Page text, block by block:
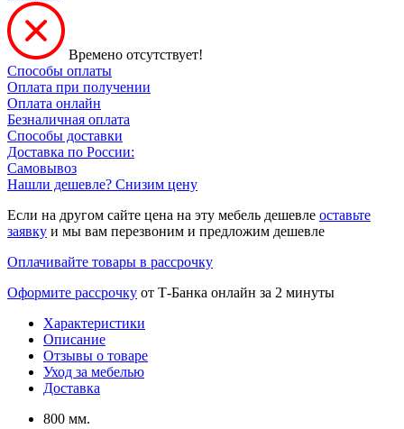
Времено отсутствует!
Способы оплаты
Оплата при получении
Оплата онлайн
Безналичная оплата
Способы доставки
Доставка по России:
Самовывоз
Нашли дешевле? Снизим цену
Если на другом сайте цена на эту мебель дешевле оставьте
заявку и мы вам перезвоним и предложим дешевле
Оплачивайте товары в рассрочку
Оформите рассрочку от Т-Банка онлайн за 2 минуты
Характеристики
Описание
Отзывы о товаре
Уход за мебелью
Доставка
800 мм.